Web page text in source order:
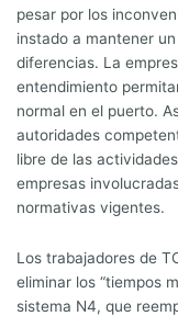
pesar por los
instado a mantener
diferencias. La
entendimiento
normal en el puerto.
autoridades
libre de las
empresas
normativas vigentes.
Los trabajadores de
eliminar los “tiempos
sistema N4, que